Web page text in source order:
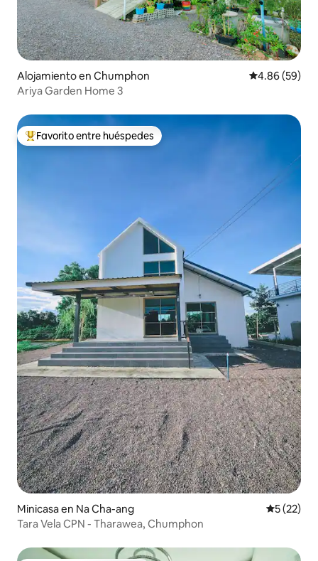
Alojamiento en Chumphon Calificación
4.86 (59)
Ariya Garden Home 3
Favorito entre huéspedes preferido
Favorito entre huéspedes
Minicasa en Na Cha-ang
5 (22)
Tara Vela CPN - Tharawea, Chumphon